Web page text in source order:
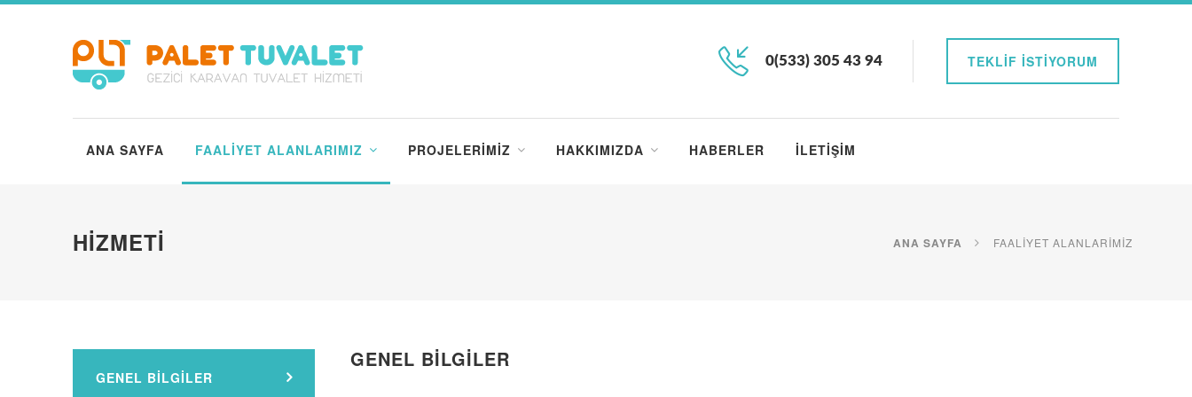
0(533) 305 43 94 TEKLIF İSTIYORUM
ANA SAYFA FAALIYET ALANLARIMIZ PROJELERIMIZ HAKKIMIZDA HABERLER İLETIŞIM
HIZMETI ANA SAYFA FAALIYET ALANLARIMIZ
GENEL BILGILER
GENEL BILGILER